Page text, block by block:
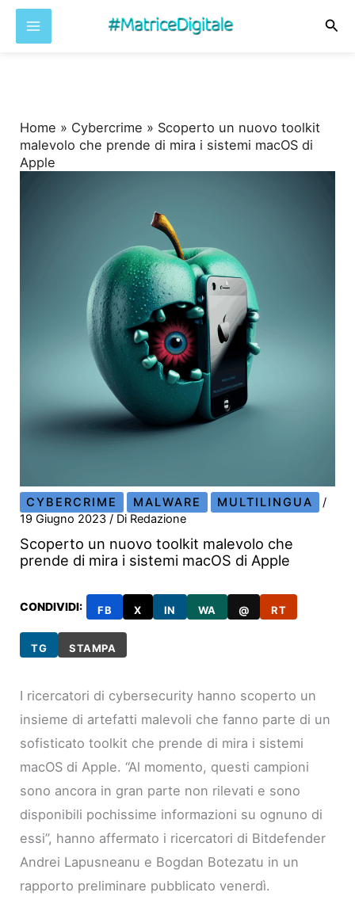
Home » Cybercrime » Scoperto un nuovo toolkit
malevolo che prende di mira i sistemi macOS di
Apple
CYBERCRIME MALWARE MULTILINGUA
/
19 Giugno 2023/ Di Redazione
Scoperto un nuovo toolkit malevolo che
prende di mira i sistemi macOS di Apple
CONDIVIDI: FB X IN WA @ RT
TG STAMPA
I ricercatori di cybersecurity hanno scoperto un
insieme di artefatti malevoli che fanno parte di un
sofisticato toolkit che prende di mira i sistemi
macOS di Apple. “Al momento, questi campioni
sono ancora in gran parte non rilevati e sono
disponibili pochissime informazioni su ognuno di
essi”, hanno affermato i ricercatori di Bitdefender
Andrei Lapusneanu e Bogdan Botezatu in un
rapporto preliminare pubblicato venerdì.